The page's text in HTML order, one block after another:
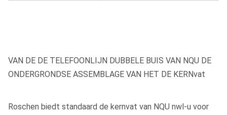
VAN DE DE TELEFOONLIJN DUBBELE BUIS VAN NQU DE
ONDERGRONDSE ASSEMBLAGE VAN HET DE KERNvat
Roschen biedt standaard de kernvat van NQU nwl-u voor